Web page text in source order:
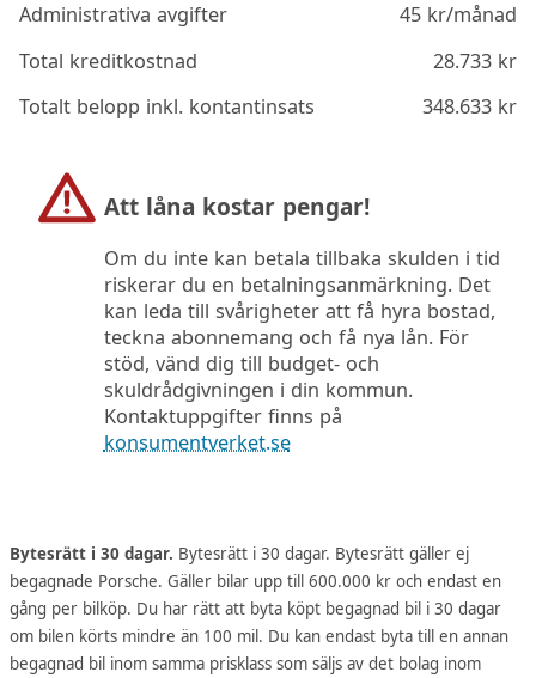
Administrativa avgifter
45kr/månad
Total kreditkostnad
28.733kr
Totalt belopp inkl. kontantinsats
348.633kr
Att låna kostar pengar!
Om du inte kan betala tillbaka skulden i tid
riskerar du en betalningsanmärkning. Det
kan leda till svårigheter att få hyra bostad,
teckna abonnemang och få nya lån. För
stöd, vänd dig till budget- och
skuldrådgivningen i din kommun.
Kontaktuppgifter finns på
konsumentverket.se
Bytesrätt i 30 dagar. Bytesrätt i 30 dagar. Bytesrätt gäller ej
begagnade Porsche. Gäller bilar upp till 600.000 kr och endast en
gång per bilköp. Du har rätt att byta köpt begagnad bil i 30 dagar
om bilen körts mindre än 100 mil. Du kan endast byta till en annan
begagnad bil inom samma prisklass som säljs av det bolag inom